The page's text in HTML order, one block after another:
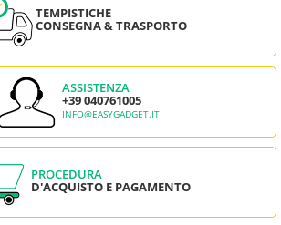
TEMPISTICHE
CONSEGNA & TRASPORTO
ASSISTENZA
+39 040761005
INFO@EASYGADGET.IT
PROCEDURA
D'ACQUISTO E PAGAMENTO